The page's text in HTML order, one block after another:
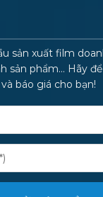
sản xuất film
sản phẩm... Hãy
báo giá cho bạn!